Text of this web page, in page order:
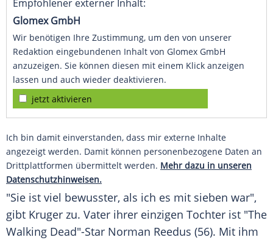
Empfohlener externer Inhalt:
Glomex GmbH
Wir benötigen Ihre Zustimmung, um den von unserer
Redaktion eingebundenen Inhalt von Glomex GmbH
anzuzeigen. Sie können diesen mit einem Klick anzeigen
lassen und auch wieder deaktivieren.
jetzt aktivieren
Ich bin damit einverstanden, dass mir externe Inhalte
angezeigt werden. Damit können personenbezogene Daten an
Drittplattformen übermittelt werden. Mehr dazu in unseren
Datenschutzhinweisen.
"Sie ist viel bewusster, als ich es mit sieben war",
gibt Kruger zu. Vater ihrer einzigen Tochter ist "The
Walking Dead"-Star Norman Reedus (56). Mit ihm